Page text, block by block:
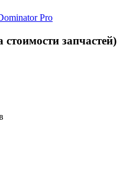
стоимости запчастей)